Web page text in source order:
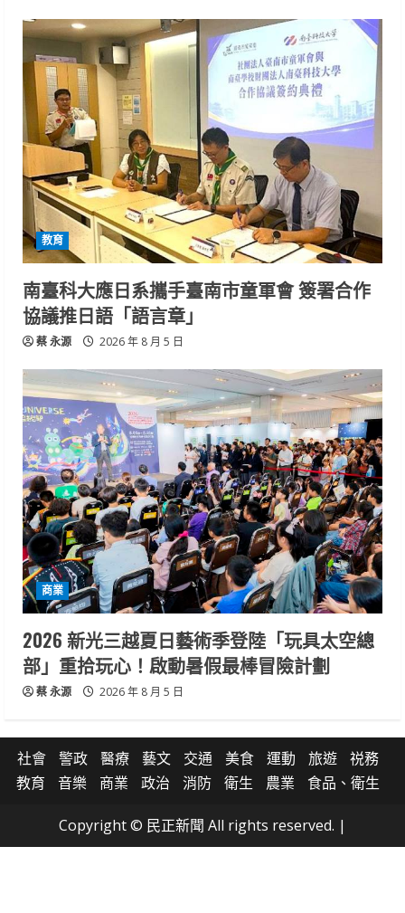
教育
南臺科大應日系攜手臺南市童軍會 簽署合作
協議推日語「語言章」
蔡 永源 2026 年 8 月 5 日
商業
2026 新光三越夏日藝術季登陸「玩具太空總
部」重拾玩心！啟動暑假最棒冒險計劃
蔡 永源 2026 年 8 月 5 日
社會 警政 醫療 藝文 交通 美食 運動 旅遊
祱務
教育
音樂 商業 政治 消防 衛生 農業 食品、衛生
Copyright © 民正新聞 All rights reserved. |